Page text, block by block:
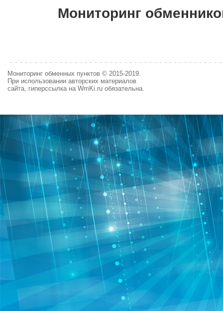
Мониторинг
Мониторинг обменных пунктов © 2015-2019.
При использовании авторских материалов
сайта, гиперссылка на WmKi.ru обязательна.